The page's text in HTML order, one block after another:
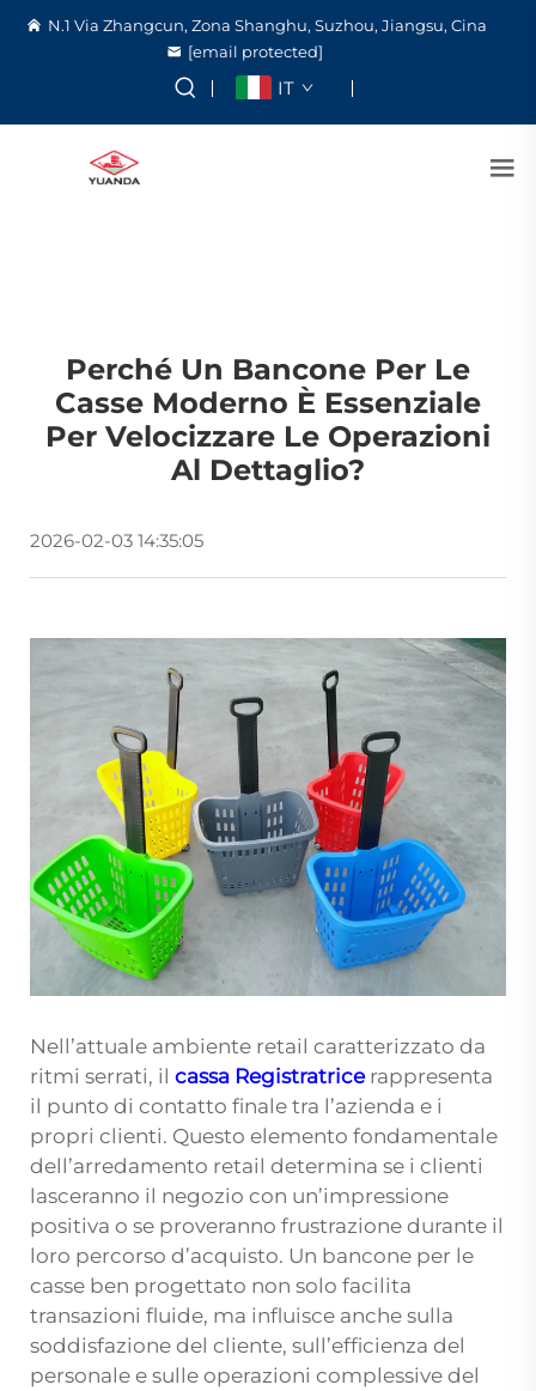
N.1 Via Zhangcun, Zona Shanghu, Suzhou, Jiangsu, Cina
[email protected]
IT
Perché Un Bancone Per Le
Casse Moderno È Essenziale
Per Velocizzare Le Operazioni
Al Dettaglio?
2026-02-03 14:35:05
Nell’attuale ambiente retail caratterizzato da
ritmi serrati, il cassa Registratrice rappresenta
il punto di contatto finale tra l’azienda e i
propri clienti. Questo elemento fondamentale
dell’arredamento retail determina se i clienti
lasceranno il negozio con un’impressione
positiva o se proveranno frustrazione durante il
loro percorso d’acquisto. Un bancone per le
casse ben progettato non solo facilita
transazioni fluide, ma influisce anche sulla
soddisfazione del cliente, sull’efficienza del
personale e sulle operazioni complessive del